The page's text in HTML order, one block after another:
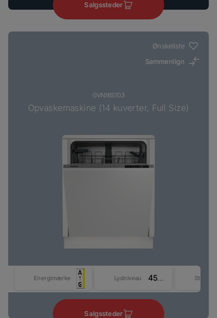
Salgssteder
Ønskeliste
Sammenlign
GVN16S103
Opvaskemaskine (14 kuverter, Full Size)
Energimærke Lydniveau 45 dBA
Salgssteder